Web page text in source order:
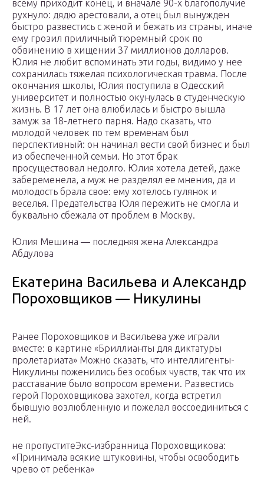
всему приходит конец, и вначале 90-х благополучие
рухнуло: дядю арестовали, а отец был вынужден
быстро развестись с женой и бежать из страны, иначе
ему грозил приличный тюремный срок по
обвинению в хищении 37 миллионов долларов.
Юлия не любит вспоминать эти годы, видимо у нее
сохранилась тяжелая психологическая травма. После
окончания школы, Юлия поступила в Одесский
университет и полностью окунулась в студенческую
жизнь. В 17 лет она влюбилась и быстро вышла
замуж за 18-летнего парня. Надо сказать, что
молодой человек по тем временам был
перспективный: он начинал вести свой бизнес и был
из обеспеченной семьи. Но этот брак
просуществовал недолго. Юлия хотела детей, даже
забеременела, а муж не разделял ее мнения, да и
молодость брала свое: ему хотелось гулянок и
веселья. Предательства Юля пережить не смогла и
буквально сбежала от проблем в Москву.
Юлия Мешина — последняя жена Александра
Абдулова
Екатерина Васильева и Александр
Пороховщиков — Никулины
Ранее Пороховщиков и Васильева уже играли
вместе: в картине «Бриллианты для диктатуры
пролетариата» Можно сказать, что интеллигенты-
Никулины поженились без особых чувств, так что их
расставание было вопросом времени. Развестись
герой Пороховщикова захотел, когда встретил
бывшую возлюбленную и пожелал воссоединиться с
ней.
не пропуститеЭкс-избранница Пороховщикова:
«Принимала всякие штуковины, чтобы освободить
чрево от ребенка»